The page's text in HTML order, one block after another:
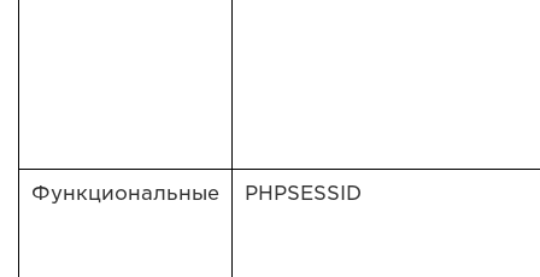
Функциональные PHPSESSID